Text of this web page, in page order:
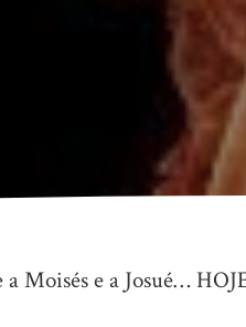
Moisés e a Josué…